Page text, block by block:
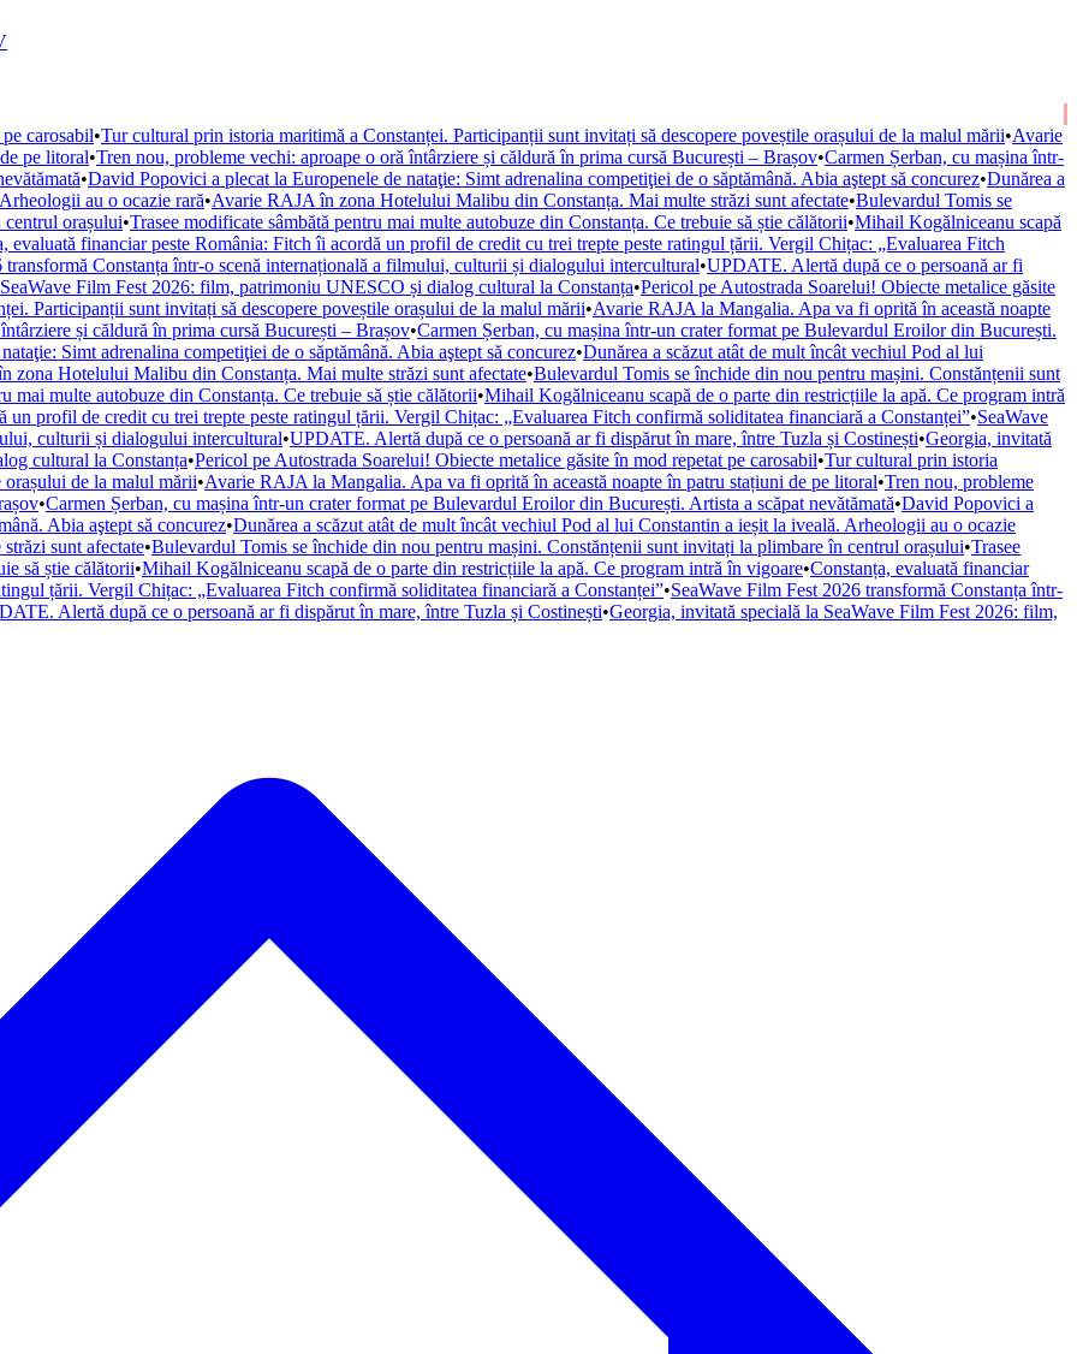
carosabil•Tur cultural prin istoria maritimă a Constanței. Participanții sunt invitați să descopere poveștile orașului de la malul mării•Avarie
pe litoral•Tren nou, probleme vechi: aproape o oră întârziere și căldură în prima cursă București – Brașov•Carmen Șerban, cu mașina într-
•David Popovici a plecat la Europenele de nataţie: Simt adrenalina competiţiei de o săptămână. Abia aştept să concurez•Dunărea a
au o ocazie rară•Avarie RAJA în zona Hotelului Malibu din Constanța. Mai multe străzi sunt afectate•Bulevardul Tomis se
orașului•Trasee modificate sâmbătă pentru mai multe autobuze din Constanța. Ce trebuie să știe călătorii•Mihail Kogălniceanu scapă
evaluată financiar peste România: Fitch îi acordă un profil de credit cu trei trepte peste ratingul țării. Vergil Chițac: „Evaluarea Fitch
transformă Constanța într-o scenă internațională a filmului, culturii și dialogului intercultural•UPDATE. Alertă după ce o persoană ar fi
Film Fest 2026: film, patrimoniu UNESCO și dialog cultural la Constanța•Pericol pe Autostrada Soarelui! Obiecte metalice găsite
Participanții sunt invitați să descopere poveștile orașului de la malul mării•Avarie RAJA la Mangalia. Apa va fi oprită în această noapte
și căldură în prima cursă București – Brașov•Carmen Șerban, cu mașina într-un crater format pe Bulevardul Eroilor din București.
Simt adrenalina competiţiei de o săptămână. Abia aştept să concurez•Dunărea a scăzut atât de mult încât vechiul Pod al lui
zona Hotelului Malibu din Constanța. Mai multe străzi sunt afectate•Bulevardul Tomis se închide din nou pentru mașini. Constănțenii sunt
mai multe autobuze din Constanța. Ce trebuie să știe călătorii•Mihail Kogălniceanu scapă de o parte din restricțiile la apă. Ce program intră
un profil de credit cu trei trepte peste ratingul țării. Vergil Chițac: „Evaluarea Fitch confirmă soliditatea financiară a Constanței”•SeaWave
culturii și dialogului intercultural•UPDATE. Alertă după ce o persoană ar fi dispărut în mare, între Tuzla și Costinești•Georgia, invitată
cultural la Constanța•Pericol pe Autostrada Soarelui! Obiecte metalice găsite în mod repetat pe carosabil•Tur cultural prin istoria
orașului de la malul mării•Avarie RAJA la Mangalia. Apa va fi oprită în această noapte în patru stațiuni de pe litoral•Tren nou, probleme
•Carmen Șerban, cu mașina într-un crater format pe Bulevardul Eroilor din București. Artista a scăpat nevătămată•David Popovici a
Abia aştept să concurez•Dunărea a scăzut atât de mult încât vechiul Pod al lui Constantin a ieșit la iveală. Arheologii au o ocazie
sunt afectate•Bulevardul Tomis se închide din nou pentru mașini. Constănțenii sunt invitați la plimbare în centrul orașului•Trasee
să știe călătorii•Mihail Kogălniceanu scapă de o parte din restricțiile la apă. Ce program intră în vigoare•Constanța, evaluată financiar
țării. Vergil Chițac: „Evaluarea Fitch confirmă soliditatea financiară a Constanței”•SeaWave Film Fest 2026 transformă Constanța într-
Alertă după ce o persoană ar fi dispărut în mare, între Tuzla și Costinești•Georgia, invitată specială la SeaWave Film Fest 2026: film,